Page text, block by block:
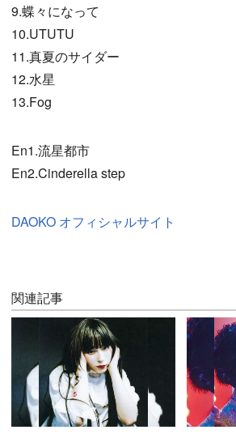
9.蝶々になって
10.UTUTU
11.真夏のサイダー
12.水星
13.Fog
En1.流星都市
En2.Cinderella step
DAOKO オフィシャルサイト
関連記事